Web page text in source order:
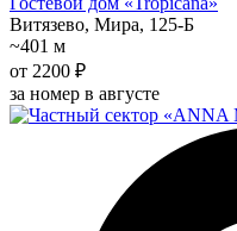
Витязево, Мира, 125-Б
~401 м
от 2200 ₽
за номер в августе